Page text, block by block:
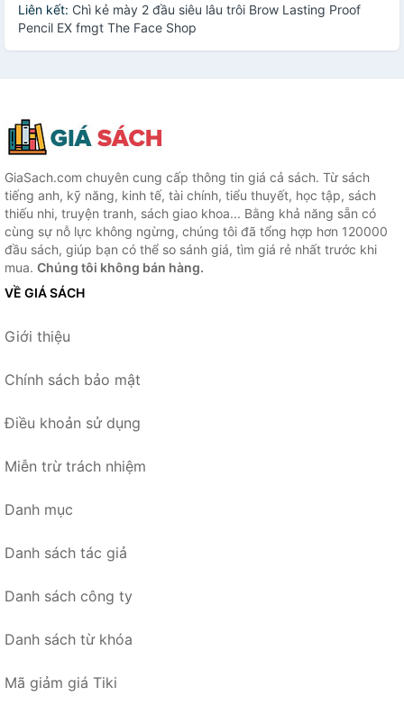
Liên kết: Chì kẻ mày 2 đầu siêu lâu trôi Brow Lasting Proof
Pencil EX fmgt The Face Shop
GiaSach.com chuyên cung cấp thông tin giá cả sách. Từ sách
tiếng anh, kỹ năng, kinh tế, tài chính, tiểu thuyết, học tập, sách
thiếu nhi, truyện tranh, sách giao khoa... Bằng khả năng sẵn có
cùng sự nỗ lực không ngừng, chúng tôi đã tổng hợp hơn 120000
đầu sách, giúp bạn có thể so sánh giá, tìm giá rẻ nhất trước khi
mua. Chúng tôi không bán hàng.
VỀ GIÁ SÁCH
Giới thiệu
Chính sách bảo mật
Điều khoản sử dụng
Miễn trừ trách nhiệm
Danh mục
Danh sách tác giả
Danh sách công ty
Danh sách từ khóa
Mã giảm giá Tiki